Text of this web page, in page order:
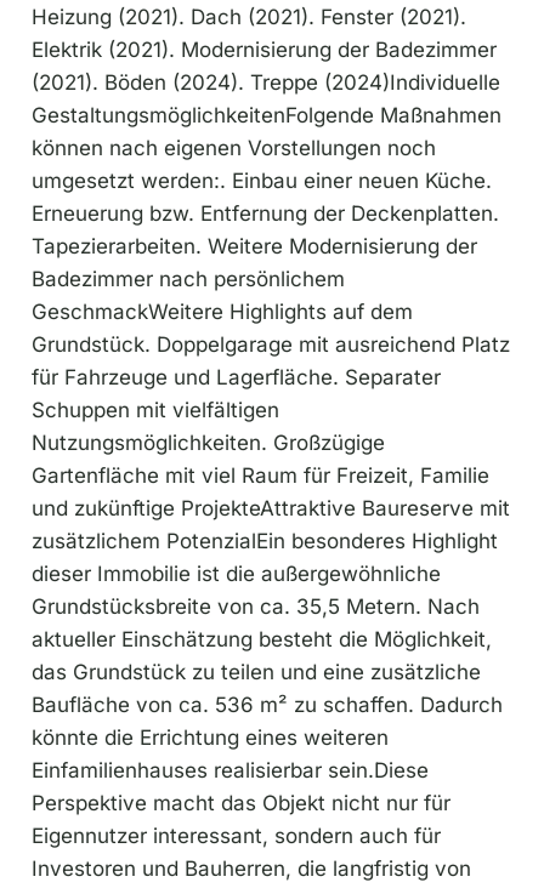
Heizung (2021). Dach (2021). Fenster (2021).
Elektrik (2021). Modernisierung der Badezimmer
(2021). Böden (2024). Treppe (2024)Individuelle
GestaltungsmöglichkeitenFolgende Maßnahmen
können nach eigenen Vorstellungen noch
umgesetzt werden:. Einbau einer neuen Küche.
Erneuerung bzw. Entfernung der Deckenplatten.
Tapezierarbeiten. Weitere Modernisierung der
Badezimmer nach persönlichem
GeschmackWeitere Highlights auf dem
Grundstück. Doppelgarage mit ausreichend Platz
für Fahrzeuge und Lagerfläche. Separater
Schuppen mit vielfältigen
Nutzungsmöglichkeiten. Großzügige
Gartenfläche mit viel Raum für Freizeit, Familie
und zukünftige ProjekteAttraktive Baureserve mit
zusätzlichem PotenzialEin besonderes Highlight
dieser Immobilie ist die außergewöhnliche
Grundstücksbreite von ca. 35,5 Metern. Nach
aktueller Einschätzung besteht die Möglichkeit,
das Grundstück zu teilen und eine zusätzliche
Baufläche von ca. 536 m² zu schaffen. Dadurch
könnte die Errichtung eines weiteren
Einfamilienhauses realisierbar sein.Diese
Perspektive macht das Objekt nicht nur für
Eigennutzer interessant, sondern auch für
Investoren und Bauherren, die langfristig von